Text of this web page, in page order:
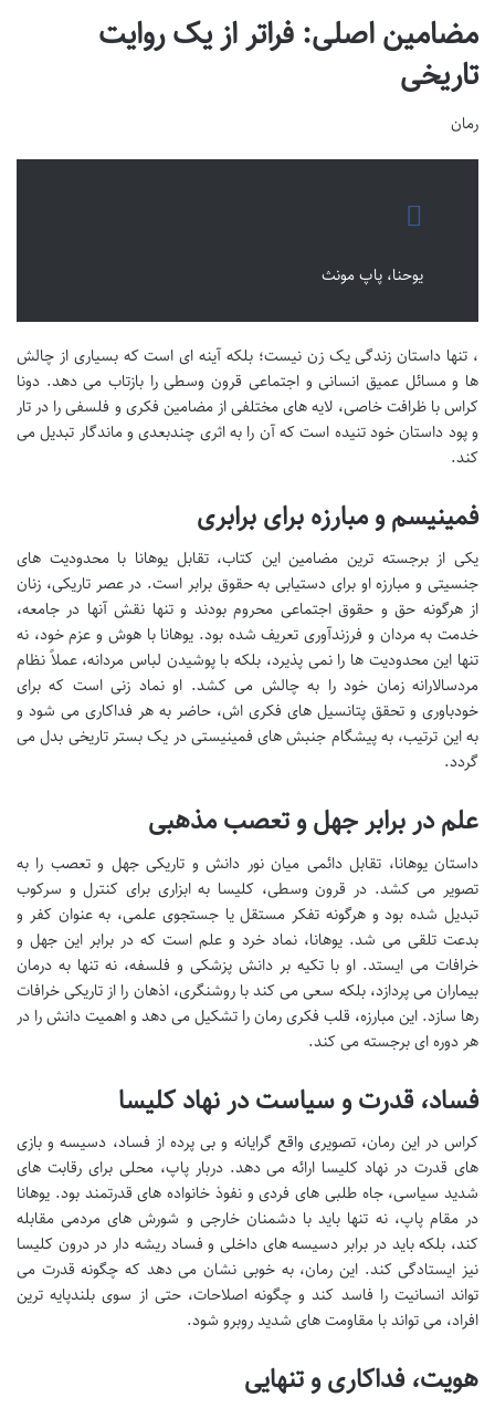
مضامین اصلی: فراتر از یک روایت
تاریخی
رمان
یوحنا، پاپ مونث
، تنها داستان زندگی یک زن نیست؛ بلکه آینه ای است که بسیاری از چالش
ها و مسائل عمیق انسانی و اجتماعی قرون وسطی را بازتاب می دهد. دونا
کراس با ظرافت خاصی، لایه های مختلفی از مضامین فکری و فلسفی را در تار
و پود داستان خود تنیده است که آن را به اثری چندبعدی و ماندگار تبدیل می
کند.
فمینیسم و مبارزه برای برابری
یکی از برجسته ترین مضامین این کتاب، تقابل یوهانا با محدودیت های
جنسیتی و مبارزه او برای دستیابی به حقوق برابر است. در عصر تاریکی، زنان
از هرگونه حق و حقوق اجتماعی محروم بودند و تنها نقش آنها در جامعه،
خدمت به مردان و فرزندآوری تعریف شده بود. یوهانا با هوش و عزم خود، نه
تنها این محدودیت ها را نمی پذیرد، بلکه با پوشیدن لباس مردانه، عملاً نظام
مردسالارانه زمان خود را به چالش می کشد. او نماد زنی است که برای
خودباوری و تحقق پتانسیل های فکری اش، حاضر به هر فداکاری می شود و
به این ترتیب، به پیشگام جنبش های فمینیستی در یک بستر تاریخی بدل می
گردد.
علم در برابر جهل و تعصب مذهبی
داستان یوهانا، تقابل دائمی میان نور دانش و تاریکی جهل و تعصب را به
تصویر می کشد. در قرون وسطی، کلیسا به ابزاری برای کنترل و سرکوب
تبدیل شده بود و هرگونه تفکر مستقل یا جستجوی علمی، به عنوان کفر و
بدعت تلقی می شد. یوهانا، نماد خرد و علم است که در برابر این جهل و
خرافات می ایستد. او با تکیه بر دانش پزشکی و فلسفه، نه تنها به درمان
بیماران می پردازد، بلکه سعی می کند با روشنگری، اذهان را از تاریکی خرافات
رها سازد. این مبارزه، قلب فکری رمان را تشکیل می دهد و اهمیت دانش را در
هر دوره ای برجسته می کند.
فساد، قدرت و سیاست در نهاد کلیسا
کراس در این رمان، تصویری واقع گرایانه و بی پرده از فساد، دسیسه و بازی
های قدرت در نهاد کلیسا ارائه می دهد. دربار پاپ، محلی برای رقابت های
شدید سیاسی، جاه طلبی های فردی و نفوذ خانواده های قدرتمند بود. یوهانا
در مقام پاپ، نه تنها باید با دشمنان خارجی و شورش های مردمی مقابله
کند، بلکه باید در برابر دسیسه های داخلی و فساد ریشه دار در درون کلیسا
نیز ایستادگی کند. این رمان، به خوبی نشان می دهد که چگونه قدرت می
تواند انسانیت را فاسد کند و چگونه اصلاحات، حتی از سوی بلندپایه ترین
افراد، می تواند با مقاومت های شدید روبرو شود.
هویت، فداکاری و تنهایی